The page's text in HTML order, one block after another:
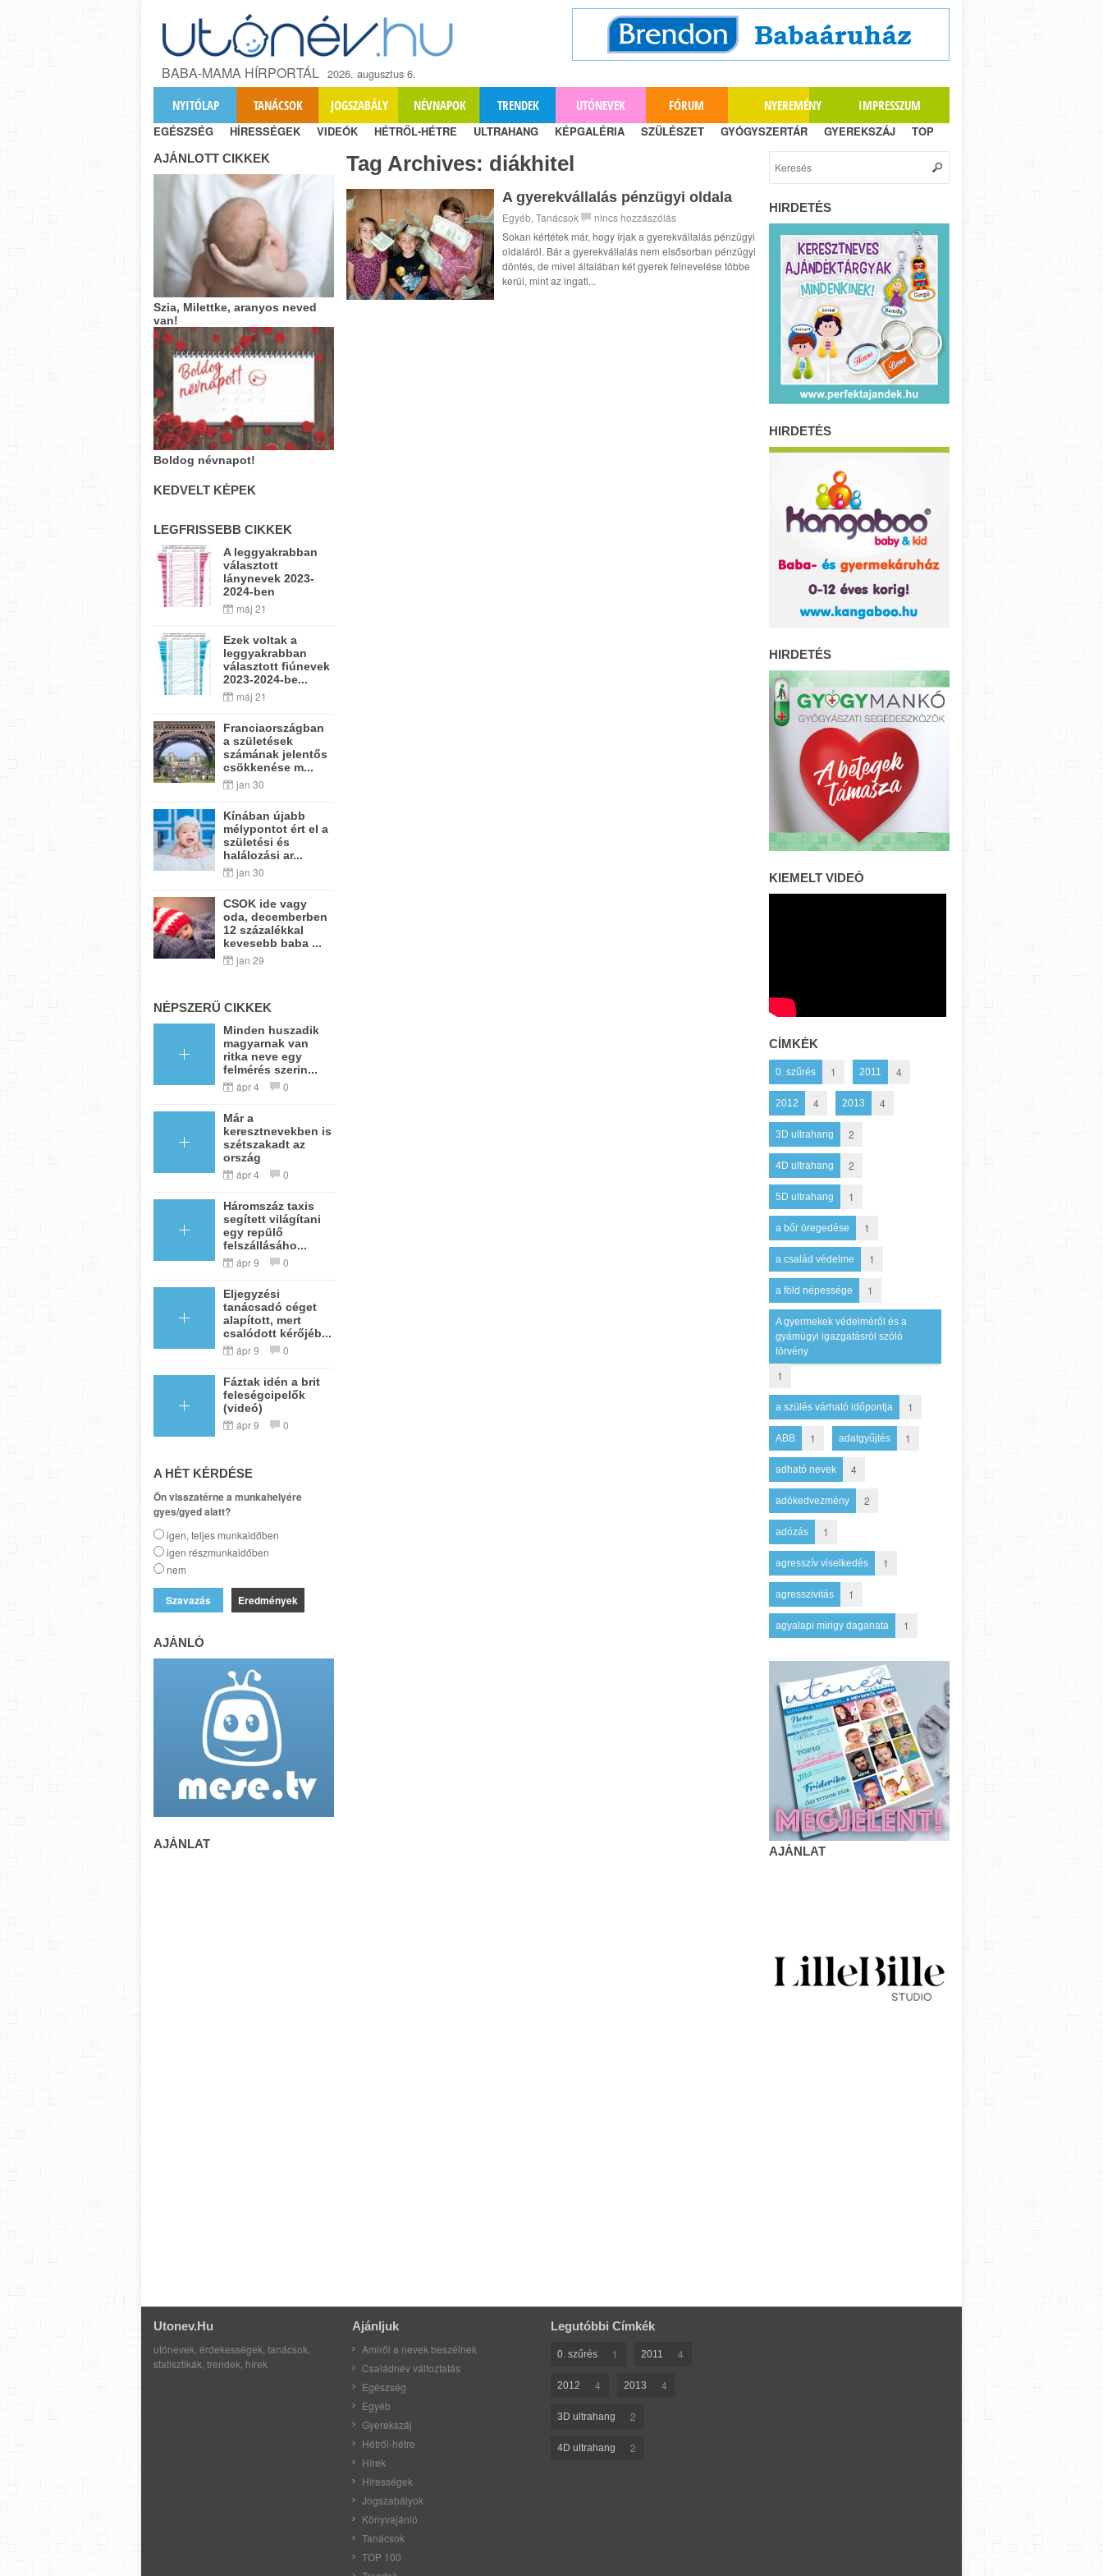
BABA-MAMA HÍRPORTÁL 2026. augusztus 6.
NYITÓLAP TANÁCSOK JOGSZABÁLY NÉVNAPOK TRENDEK UTÓNEVEK FÓRUM NYEREMÉNY IMPRESSZUM
EGÉSZSÉG HÍRESSÉGEK VIDEÓK HÉTRŐL-HÉTRE ULTRAHANG KÉPGALÉRIA SZÜLÉSZET GYÓGYSZERTÁR GYEREKSZÁJ TOP
Tag Archives: diákhitel
A gyerekvállalás pénzügyi oldala
Egyéb, Tanácsok
nincs hozzászólás
Sokan kértétek már, hogy írjak a gyerekvállalás pénzügyi
oldaláról. Bár a gyerekvállalás nem elsősorban pénzügyi
döntés, de mivel általában két gyerek felnevelése többe
kerül, mint az ingatl...
AJÁNLOTT CIKKEK
Szia, Milettke, aranyos neved
van!
Boldog névnapot!
KEDVELT KÉPEK
LEGFRISSEBB CIKKEK
A leggyakrabban
választott
lánynevek 2023-
2024-ben
máj 21
Ezek voltak a
leggyakrabban
választott fiúnevek
2023-2024-be...
máj 21
Franciaországban
a születések
számának jelentős
csökkenése m...
jan 30
Kínában újabb
mélypontot ért el a
születési és
halálozási ar...
jan 30
CSOK ide vagy
oda, decemberben
12 százalékkal
kevesebb baba ...
jan 29
NÉPSZERŰ CIKKEK
Minden huszadik
magyarnak van
ritka neve egy
felmérés szerin...
ápr 4 0
Már a
keresztnevekben is
szétszakadt az
ország
ápr 4 0
Háromszáz taxis
segített világítani
egy repülő
felszállásáho...
ápr 9 0
Eljegyzési
tanácsadó céget
alapított, mert
csalódott kérőjéb...
ápr 9 0
Fáztak idén a brit
feleségcipelők
(videó)
ápr 9 0
A HÉT KÉRDÉSE
Ön visszatérne a munkahelyére
gyes/gyed alatt?
igen, teljes munkaidőben
igen részmunkaidőben
nem
Eredmények
AJÁNLÓ
AJÁNLAT
HIRDETÉS
HIRDETÉS
HIRDETÉS
KIEMELT VIDEÓ
CÍMKÉK
0. szűrés 1 2011 4
2012 4 2013 4
3D ultrahang 2
4D ultrahang 2
5D ultrahang 1
a bőr öregedése 1
a család védelme 1
a föld népessége 1
A gyermekek védelméről és a
gyámügyi igazgatásról szóló
törvény
1
a szülés várható időpontja 1
ABB 1 adatgyűjtés 1
adható nevek 4
adókedvezmény 2
adózás 1
agresszív viselkedés 1
agresszivitás 1
agyalapi mirigy daganata 1
AJÁNLAT
Utonev.hu
utónevek, érdekességek, tanácsok,
statisztikák, trendek, hírek
Ajánljuk
Amiről a nevek beszélnek
Családnév változtatás
Egészség
Egyéb
Gyerekszáj
Hétről-hétre
Hírek
Hírességek
Jogszabályok
Könyvajánló
Tanácsok
TOP 100
Legutóbbi Címkék
0. szűrés 1 2011 4
2012 4 2013 4
3D ultrahang 2
4D ultrahang 2